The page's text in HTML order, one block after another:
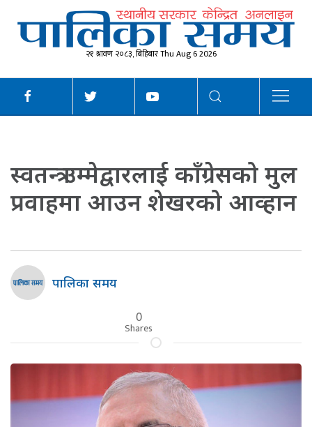
२१ श्रावण २०८३, बिहिबार Thu Aug 6 2026
स्वतन्त्र उम्मेद्वारलाई काँग्रेसको मुल
प्रवाहमा आउन शेखरको आव्हान
पालिका समय
0
Shares